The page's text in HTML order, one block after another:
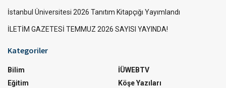
İstanbul Üniversitesi 2026 Tanıtım Kitapçığı Yayımlandı
İLETİM GAZETESİ TEMMUZ 2026 SAYISI YAYINDA!
Kategoriler
Bilim
Eğitim
İÜWEBTV
Köşe Yazıları